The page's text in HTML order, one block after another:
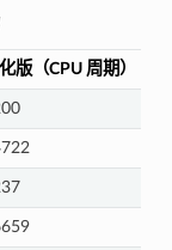
版（CPU 周期）